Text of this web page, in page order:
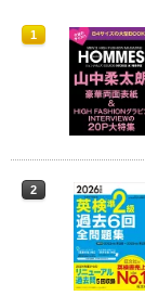
1
1
1
1
2